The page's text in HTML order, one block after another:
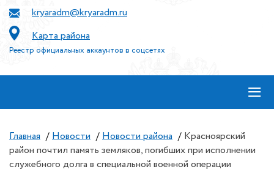
kryaradm@kryaradm.ru
Карта района
Реестр официальных аккаунтов в соцсетях
≡
Главная / Новости / Новости района / Красноярский
район почтил память земляков, погибших при исполнении
служебного долга в специальной военной операции